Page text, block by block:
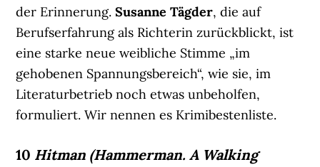
der Erinnerung.Susanne Tägder, die auf
Berufserfahrung als Richterin zurückblickt, ist
eine starke neue weibliche Stimme „im
gehobenen Spannungsbereich“, wie sie, im
Literaturbetrieb noch etwas unbeholfen,
formuliert. Wir nennen es Krimibestenliste.
10 Hitman (Hammerman. A Walking